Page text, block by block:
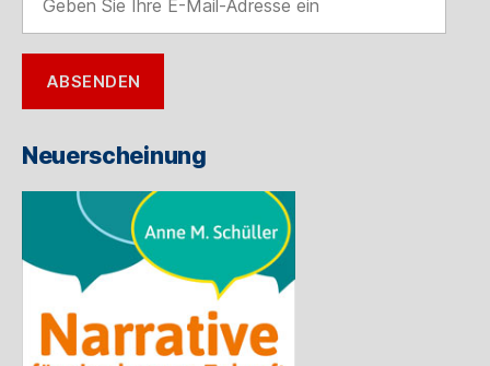
Sie
Ihre
E-
Mail-
Adresse
ABSENDEN
Neuerscheinung